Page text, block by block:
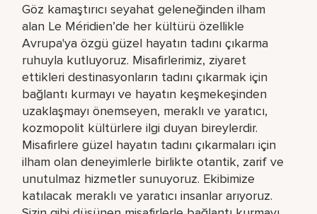
Göz kamaştırıcı seyahat geleneğinden ilham
alan Le Méridien’de her kültürü özellikle
Avrupa'ya özgü güzel hayatın tadını çıkarma
ruhuyla kutluyoruz. Misafirlerimiz, ziyaret
ettikleri destinasyonların tadını çıkarmak için
bağlantı kurmayı ve hayatın keşmekeşinden
uzaklaşmayı önemseyen, meraklı ve yaratıcı,
kozmopolit kültürlere ilgi duyan bireylerdir.
Misafirlere güzel hayatın tadını çıkarmaları için
ilham olan deneyimlerle birlikte otantik, zarif ve
unutulmaz hizmetler sunuyoruz. Ekibimize
katılacak meraklı ve yaratıcı insanlar arıyoruz.